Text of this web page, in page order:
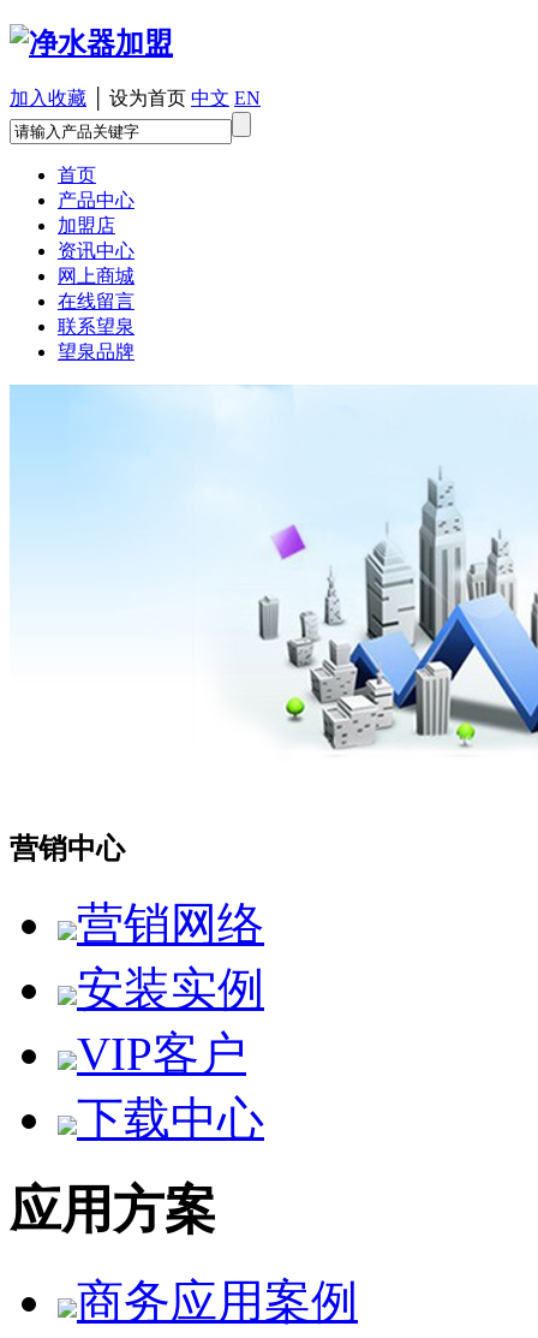
加入收藏 设为首页 中文 EN
首页
产品中心
加盟店
资讯中心
网上商城
在线留言
联系望泉
望泉品牌
营销中心
营销网络
安装实例
VIP客户
下载中心
应用方案
商务应用案例